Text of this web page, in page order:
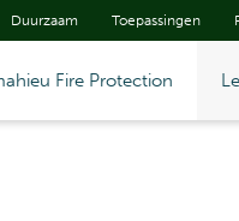
Duurzaam Toepassingen
Fire Protection